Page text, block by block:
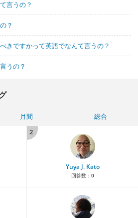
言うの？
？
きですかって英語でなんて言うの？
うの？
月間
総合
2
Yuya J. Kato
回答数： 0